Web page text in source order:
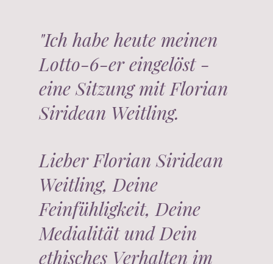
"Ich habe heute meinen
Lotto-6-er eingelöst -
eine Sitzung mit Florian
Siridean Weitling.
Lieber Florian Siridean
Weitling, Deine
Feinfühligkeit, Deine
Medialität und Dein
ethisches Verhalten im